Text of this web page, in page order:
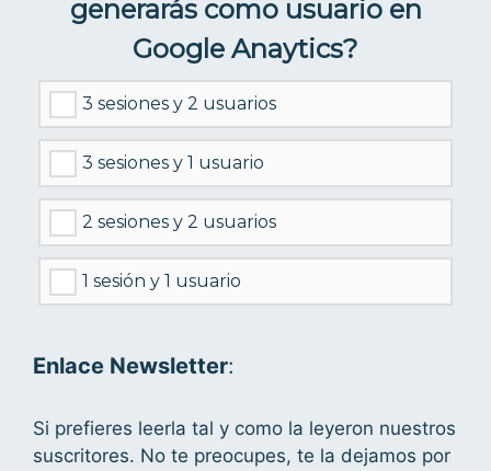
generarás como usuario en
Google Anaytics?
3 sesiones y 2 usuarios
3 sesiones y 1 usuario
2 sesiones y 2 usuarios
1 sesión y 1 usuario
Enlace Newsletter:
Si prefieres leerla tal y como la leyeron nuestros
suscritores. No te preocupes, te la dejamos por